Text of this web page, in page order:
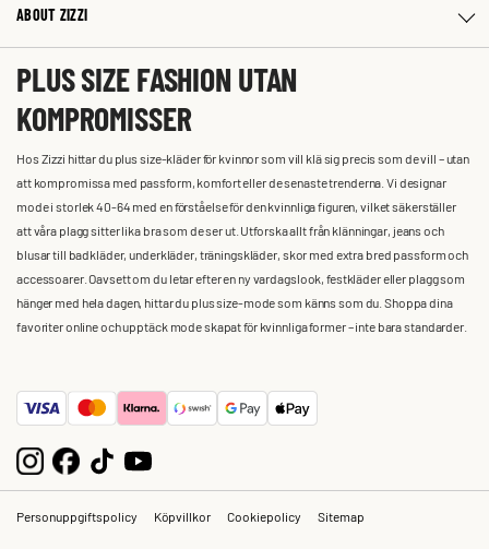
ABOUT ZIZZI
PLUS SIZE FASHION UTAN
KOMPROMISSER
Hos Zizzi hittar du plus size-kläder för kvinnor som vill klä sig precis som de vill – utan
att kompromissa med passform, komfort eller de senaste trenderna. Vi designar
mode i storlek 40-64 med en förståelse för den kvinnliga figuren, vilket säkerställer
att våra plagg sitter lika bra som de ser ut. Utforska allt från klänningar, jeans och
blusar till badkläder, underkläder, träningskläder, skor med extra bred passform och
accessoarer. Oavsett om du letar efter en ny vardagslook, festkläder eller plagg som
hänger med hela dagen, hittar du plus size-mode som känns som du. Shoppa dina
favoriter online och upptäck mode skapat för kvinnliga former – inte bara standarder.
Personuppgiftspolicy Köpvillkor Cookiepolicy Sitemap